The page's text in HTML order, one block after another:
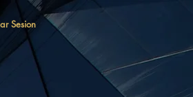
Sesion